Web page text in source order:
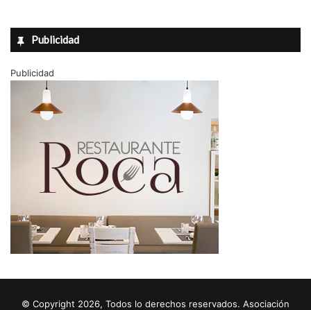
Publicidad
Publicidad
© Copyright 2026, Todos lo derechos reservados. Asociación